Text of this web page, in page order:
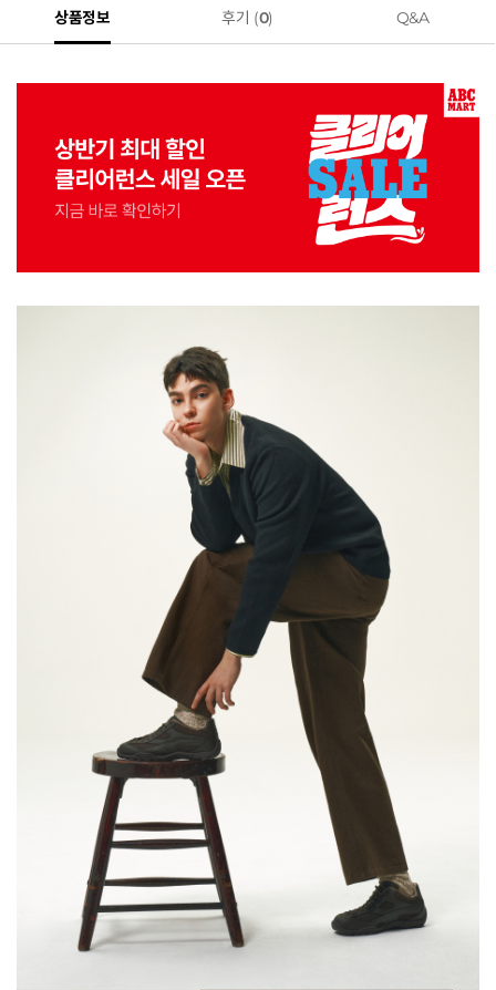
상품정보 후기 (0) Q&A